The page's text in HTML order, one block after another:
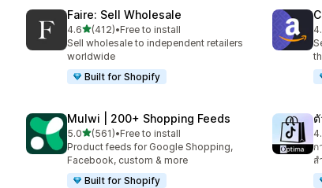
Faire: Sell Wholesale
4.6เต็ม 5 ดาว
(412)
ทั้งหมด 412 รีวิว
•Free to install
Sell wholesale to independent retailers
worldwide
Built for Shopify
ทั้
Mulwi | 200+ Shopping Feeds
5.0เต็ม 5 ดาว
(561)
ทั้งหมด 561 รีวิว
•Free to install
Product feeds for Google Shopping,
Facebook, custom & more
Built for Shopify
ทั้
ก
ส